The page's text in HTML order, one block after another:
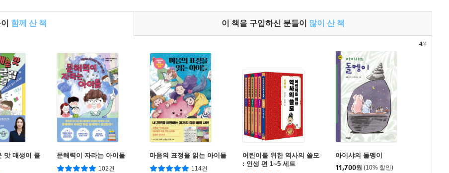
함께 산 책 이 책을 구입하신 분들이 많이 산 책
맛 매생이 클
문해력이 자라는 아이들
102건
마음의 표정을 읽는 아이들
114건
어린이를 위한 역사의 쓸모
: 인생 편 1~5 세트
아이샤의 돌멩이
11,700원 (10% 할인)
4/4